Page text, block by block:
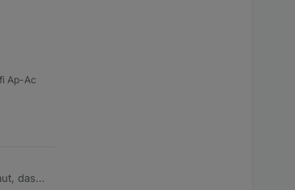
Ap-Ac
dass